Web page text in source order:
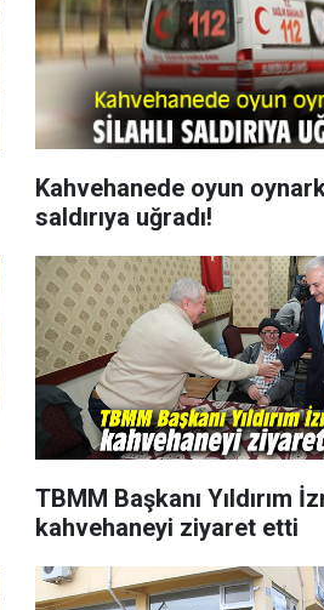
Kahvehanede oyun
saldırıya uğradı!
TBMM Başkanı Yıldırım
kahvehaneyi ziyaret etti